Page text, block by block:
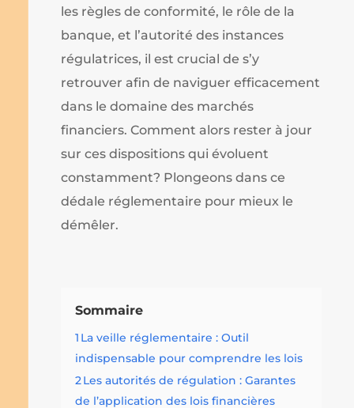
les règles de conformité, le rôle de la
banque, et l’autorité des instances
régulatrices, il est crucial de s’y
retrouver afin de naviguer efficacement
dans le domaine des marchés
financiers. Comment alors rester à jour
sur ces dispositions qui évoluent
constamment? Plongeons dans ce
dédale réglementaire pour mieux le
démêler.
Sommaire
1 La veille réglementaire : Outil
indispensable pour comprendre les lois
2Les autorités de régulation : Garantes
de l’application des lois financières